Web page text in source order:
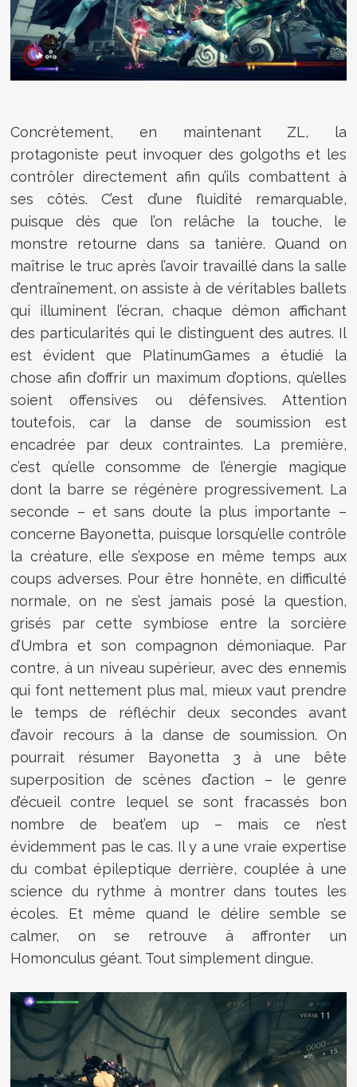
Concrètement, en maintenant ZL, la
protagoniste peut invoquer des golgoths et les
contrôler directement afin qu’ils combattent à
ses côtés. C’est d’une fluidité remarquable,
puisque dès que l’on relâche la touche, le
monstre retourne dans sa tanière. Quand on
maîtrise le truc après l’avoir travaillé dans la salle
d’entraînement, on assiste à de véritables ballets
qui illuminent l’écran, chaque démon affichant
des particularités qui le distinguent des autres. Il
est évident que PlatinumGames a étudié la
chose afin d’offrir un maximum d’options, qu’elles
soient offensives ou défensives. Attention
toutefois, car la danse de soumission est
encadrée par deux contraintes. La première,
c’est qu’elle consomme de l’énergie magique
dont la barre se régénère progressivement. La
seconde – et sans doute la plus importante –
concerne Bayonetta, puisque lorsqu’elle contrôle
la créature, elle s’expose en même temps aux
coups adverses. Pour être honnête, en difficulté
normale, on ne s’est jamais posé la question,
grisés par cette symbiose entre la sorcière
d’Umbra et son compagnon démoniaque. Par
contre, à un niveau supérieur, avec des ennemis
qui font nettement plus mal, mieux vaut prendre
le temps de réfléchir deux secondes avant
d’avoir recours à la danse de soumission. On
pourrait résumer Bayonetta 3 à une bête
superposition de scènes d’action – le genre
d’écueil contre lequel se sont fracassés bon
nombre de beat’em up – mais ce n’est
évidemment pas le cas. Il y a une vraie expertise
du combat épileptique derrière, couplée à une
science du rythme à montrer dans toutes les
écoles. Et même quand le délire semble se
calmer, on se retrouve à affronter un
Homonculus géant. Tout simplement dingue.